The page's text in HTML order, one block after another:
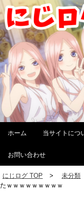
ホーム 当サイトにつ
お問い合わせ
にじログ TOP 未分類
たｗｗｗｗｗｗｗｗｗ